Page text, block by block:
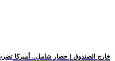
.. خارج الصندوق | حصار شامل.. أميركا